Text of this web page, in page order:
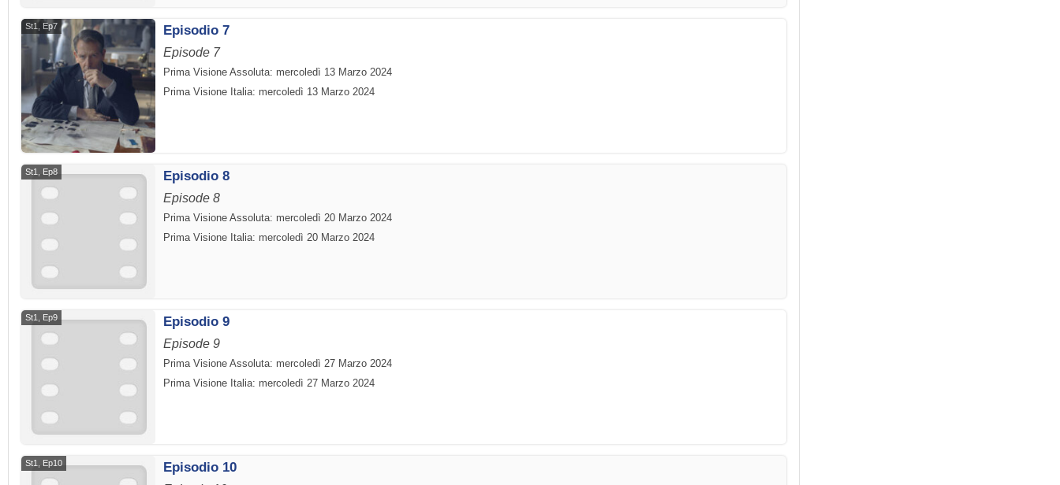
St1, Ep7 Episodio 7
Episode 7
Prima Visione Assoluta: mercoledì 13 Marzo 2024
Prima Visione Italia: mercoledì 13 Marzo 2024
St1, Ep8 Episodio 8
Episode 8
Prima Visione Assoluta: mercoledì 20 Marzo 2024
Prima Visione Italia: mercoledì 20 Marzo 2024
St1, Ep9 Episodio 9
Episode 9
Prima Visione Assoluta: mercoledì 27 Marzo 2024
Prima Visione Italia: mercoledì 27 Marzo 2024
St1, Ep10 Episodio 10